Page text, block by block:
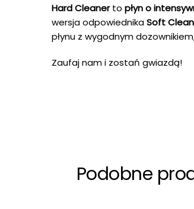
Hard Cleanertopłyn o
wersja odpowiednikaSoft
płynu z wygodnym
Zaufaj nam i zostań gwiazdą!
Podobne